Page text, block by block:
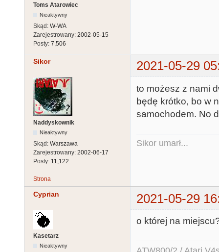
Toms Atarowiec
Nieaktywny
Skąd: W-WA
Zarejestrowany: 2002-05-15
Posty: 7,506
Sikor 2021-05-29
Naddyskownik
Nieaktywny
Skąd: Warszawa
Zarejestrowany: 2002-06-17
Posty: 11,122
to możesz z nami
będę krótko, bo w
samochodem. No
Sikor umarł...
Strona
Cyprian 2021-05-29
Kasetarz
Nieaktywny
o której na